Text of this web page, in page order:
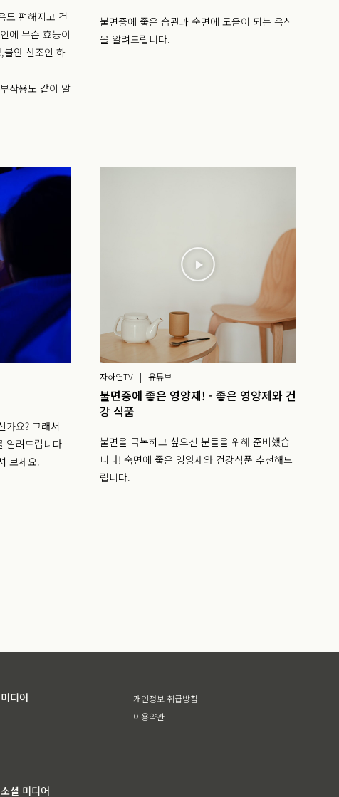
도 편해지고 건
에 무슨 효능이
불안 산조인 하
작용도 같이 알
불면증에 좋은 습관과 숙면에 도움이 되는 음식
을 알려드립니다.
가요? 그래서
알려드립니다
보세요.
자하연TV | 유튜브
불면증에 좋은 영양제! - 좋은 영양제와 건
강 식품
불면을 극복하고 싶으신 분들을 위해 준비했습
니다! 숙면에 좋은 영양제와 건강식품 추천해드
립니다.
디어
셜 미디어
개인정보 취급방침
이용약관